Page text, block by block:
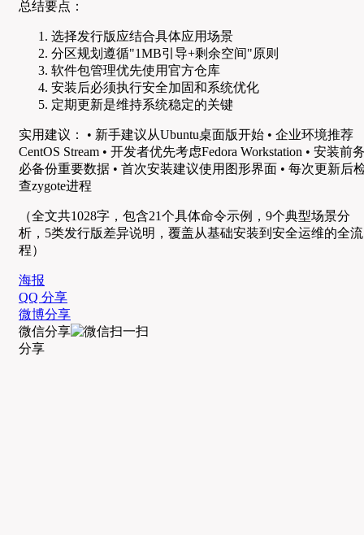
总结要点：
选择发行版应结合具体应用场景
分区规划遵循"1MB引导+剩余空间"原则
软件包管理优先使用官方仓库
安装后必须执行安全加固和系统优化
定期更新是维持系统稳定的关键
实用建议： • 新手建议从Ubuntu桌面版开始 • 企业环境推荐
CentOS Stream • 开发者优先考虑Fedora Workstation • 安装前
必备份重要数据 • 首次安装建议使用图形界面 • 每次更新后
查zygote进程
（全文共1028字，包含21个具体命令示例，9个典型场景分
析，5类发行版差异说明，覆盖从基础安装到安全运维的全流
程）
海报
QQ 分享
微博分享
微信分享
分享